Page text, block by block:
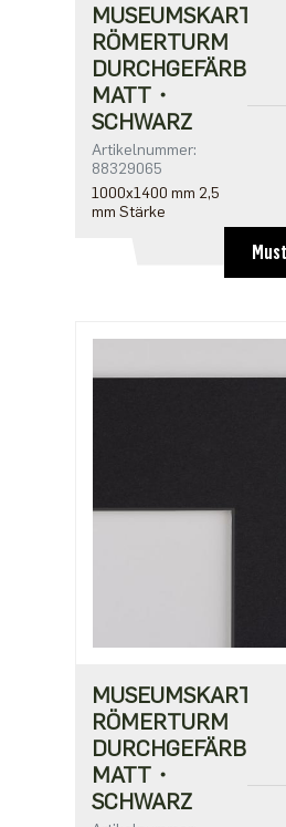
MUSEUMSKARTON
RÖMERTURM
DURCHGEFÄRBT・
MATT・
SCHWARZ
Artikelnummer:
88329065
1000x1400 mm 2,5
mm Stärke
MUSEUMSKARTON
RÖMERTURM
DURCHGEFÄRBT・
MATT・
SCHWARZ